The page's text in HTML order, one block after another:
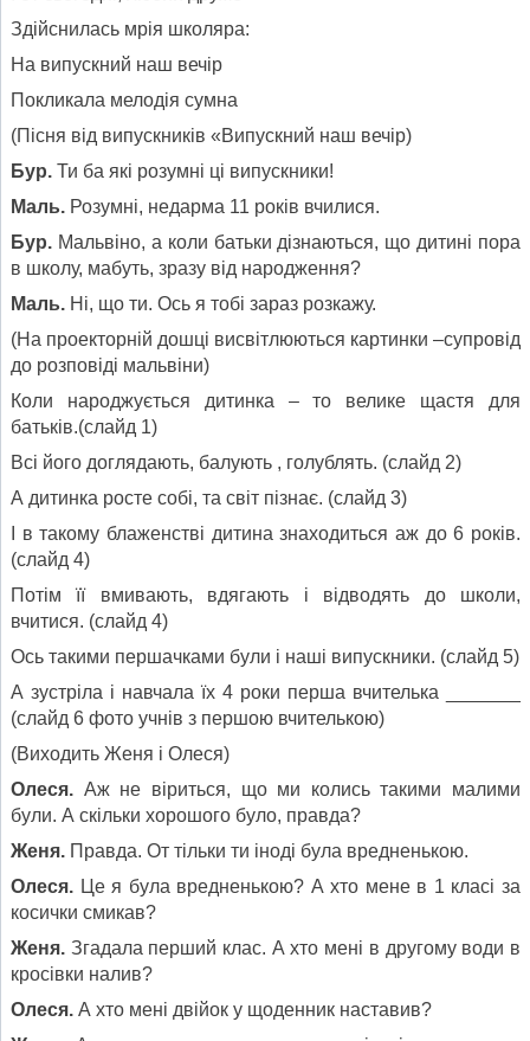
Здійснилась мрія школяра:
На випускний наш вечір
Покликала мелодія сумна
(Пісня від випускників «Випускний наш вечір)
Бур. Ти ба які розумні ці випускники!
Маль. Розумні, недарма 11 років вчилися.
Бур. Мальвіно, а коли батьки дізнаються, що дитині пора
в школу, мабуть, зразу від народження?
Маль. Ні, що ти. Ось я тобі зараз розкажу.
(На проекторній дошці висвітлюються картинки –супровід
до розповіді мальвіни)
Коли народжується дитинка – то велике щастя для
батьків.(слайд 1)
Всі його доглядають, балують , голублять. (слайд 2)
А дитинка росте собі, та світ пізнає. (слайд 3)
І в такому блаженстві дитина знаходиться аж до 6 років.
(слайд 4)
Потім її вмивають, вдягають і відводять до школи,
вчитися. (слайд 4)
Ось такими першачками були і наші випускники. (слайд 5)
А зустріла і навчала їх 4 роки перша вчителька _______
(слайд 6 фото учнів з першою вчителькою)
(Виходить Женя і Олеся)
Олеся. Аж не віриться, що ми колись такими малими
були. А скільки хорошого було, правда?
Женя. Правда. От тільки ти іноді була вредненькою.
Олеся. Це я була вредненькою? А хто мене в 1 класі за
косички смикав?
Женя. Згадала перший клас. А хто мені в другому води в
кросівки налив?
Олеся. А хто мені двійок у щоденник наставив?